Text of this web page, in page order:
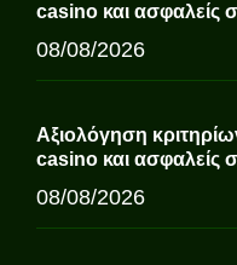
casino και ασφαλείς
08/08/2026
Αξιολόγηση
casino και ασφαλείς
08/08/2026